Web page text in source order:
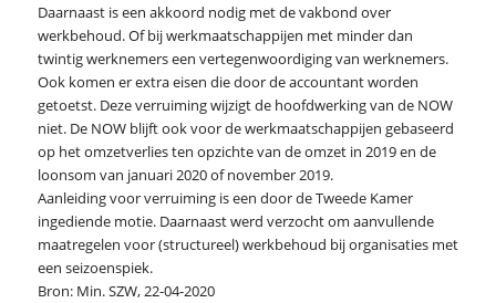
Daarnaast is een akkoord nodig met de vakbond over
werkbehoud. Of bij werkmaatschappijen met minder dan
twintig werknemers een vertegenwoordiging van werknemers.
Ook komen er extra eisen die door de accountant worden
getoetst. Deze verruiming wijzigt de hoofdwerking van de NOW
niet. De NOW blijft ook voor de werkmaatschappijen gebaseerd
op het omzetverlies ten opzichte van de omzet in 2019 en de
loonsom van januari 2020 of november 2019.
Aanleiding voor verruiming is een door de Tweede Kamer
ingediende motie. Daarnaast werd verzocht om aanvullende
maatregelen voor (structureel) werkbehoud bij organisaties met
een seizoenspiek.
Bron: Min. SZW, 22-04-2020